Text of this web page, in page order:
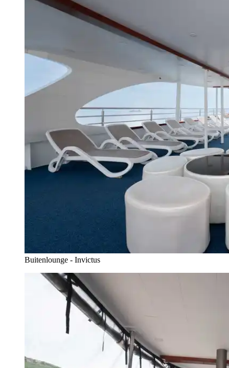
Buitenlounge - Invictus